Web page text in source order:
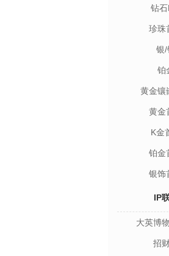
钻
珍珠
银/
铂
黄金镶
黄金
K金
铂金
银饰
IP
大英博
招